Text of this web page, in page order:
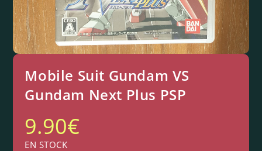
Mobile Suit Gundam VS
Gundam Next Plus PSP
9.90€
EN STOCK